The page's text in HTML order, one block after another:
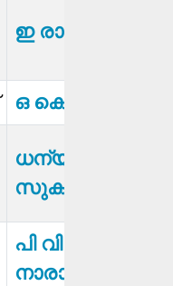
ഇ രാജൻ
ഒ കെ ശശി
ധന്യ
സുകുമാര൯
പി വി
നാരായണൻ